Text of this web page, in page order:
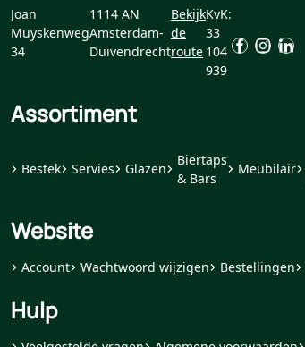
Joan
Muyskenweg
34
1114 AN
Amsterdam-
Duivendrecht
Bekijk
de
route
KvK:
33
104
939
Assortiment
Bestek Servies Glazen
Biertaps
& Bars
Meubilair
Website
Account Wachtwoord wijzigen Bestellingen
Hulp